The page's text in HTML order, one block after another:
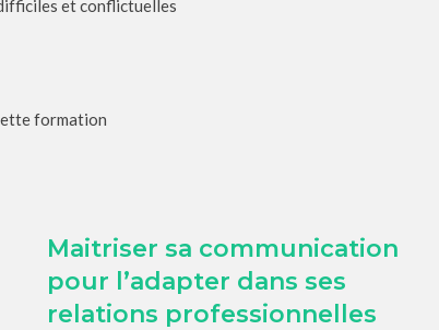
et conflictuelles
formation
Maitriser sa communication
pour l’adapter dans ses
relations professionnelles